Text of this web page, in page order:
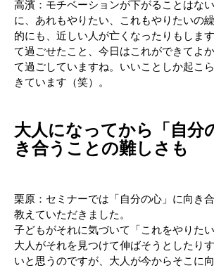
高濱：モチベーションが下がることはな
に、あれもやりたい、これもやりたいの
的にも、近しい人が亡くなったりもしま
て過ごせたこと、今日はこれができてよ
て過ごしていますね。いいことしか起こ
きています（笑）。
大人になってから「自分
き合うことの難しさも
栗原：セミナーでは「自分の心」に向き
教えていただきました。
子どもがそれに気づいて「これをやりた
大人がそれを見つけて伸ばそうとしたり
いと思うのですが、大人が今からそこに